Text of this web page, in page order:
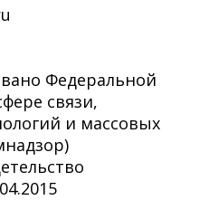
Федеральной
связи,
и массовых